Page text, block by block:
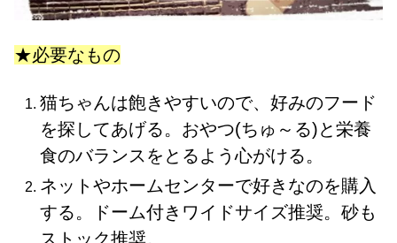
★必要なもの
猫ちゃんは飽きやすいので、好みのフード
を探してあげる。おやつ(ちゅ～る)と栄養
食のバランスをとるよう心がける。
ネットやホームセンターで好きなのを購入
する。ドーム付きワイドサイズ推奨。砂も
ストック推奨。